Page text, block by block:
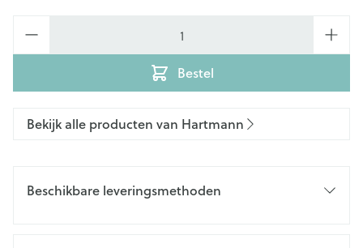
Bestel
Bekijk alle producten van Hartmann
Beschikbare leveringsmethoden